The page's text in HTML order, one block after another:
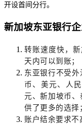
开设首间分行。
新加坡东亚银行
转账速度快，
天内可以到账；
东亚银行不受
币、美元、人
元、新加坡币
供了更多的选择
账户结余要求不